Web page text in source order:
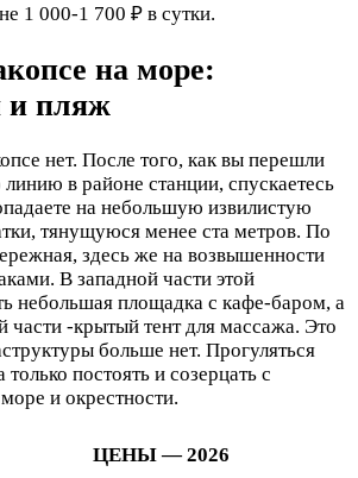
1 000-1 700 ₽ в сутки.
на море:
и пляж
нет. После того, как вы перешли
в районе станции, спускаетесь
на небольшую извилистую
тянущуюся менее ста метров. По
здесь же на возвышенности
В западной части этой
небольшая площадка с кафе-баром, а
части -крытый тент для массажа. Это
больше нет. Прогуляться
постоять и созерцать с
и окрестности.
ЦЕНЫ — 2026